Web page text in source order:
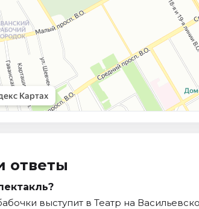
ответы
выступит в Театр на